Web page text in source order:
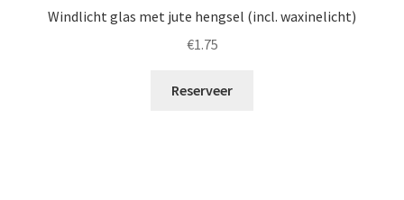
Windlicht glas met jute hengsel (incl. waxinelicht)
€1.75
Reserveer